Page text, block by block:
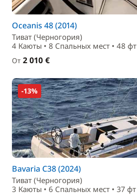
Oceanis 48 (2014)
Тиват (Черногория)
4 Каюты • 8 Спальныx мест • 48 фт
От 2 010 €
-13%
Bavaria C38 (2024)
Тиват (Черногория)
3 Каюты • 6 Спальныx мест • 37 фт